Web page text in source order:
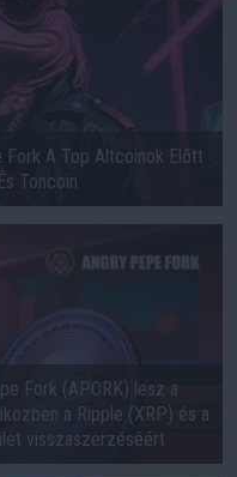
A Top Altcoinok Előtt
Toncoin
Fork (APORK) lesz a
a Ripple (XRP) és a
visszaszerzéséért